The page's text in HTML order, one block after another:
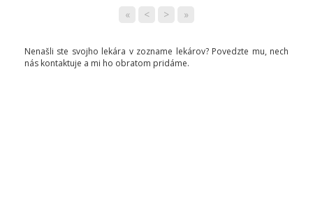
« < > »
Nenašli ste svojho lekára v zozname lekárov? Povedzte mu, nech
nás kontaktuje a mi ho obratom pridáme.